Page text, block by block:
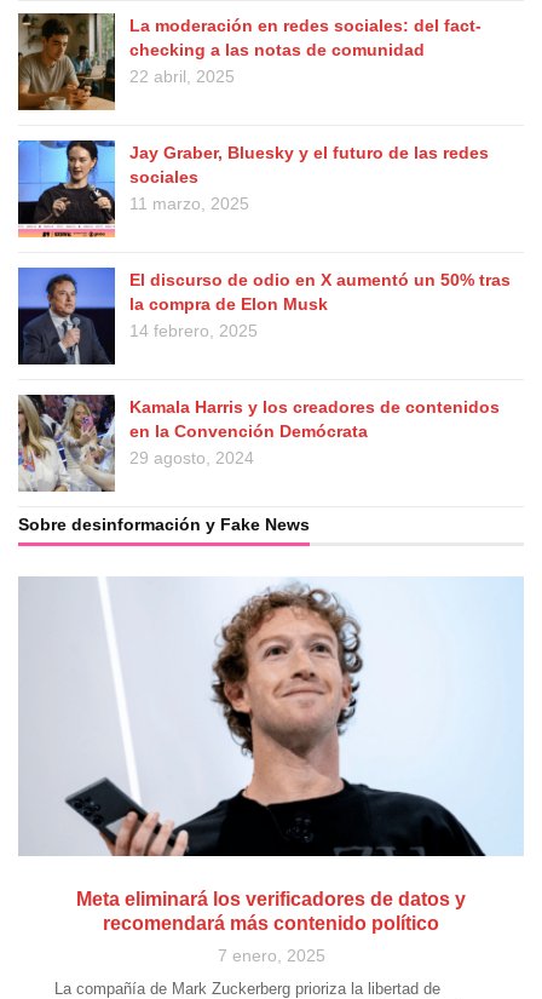
La moderación en redes sociales: del fact-
checking a las notas de comunidad
22 abril, 2025
Jay Graber, Bluesky y el futuro de las redes
sociales
11 marzo, 2025
El discurso de odio en X aumentó un 50% tras
la compra de Elon Musk
14 febrero, 2025
Kamala Harris y los creadores de contenidos
en la Convención Demócrata
29 agosto, 2024
Sobre desinformación y Fake News
Meta eliminará los verificadores de datos y
recomendará más contenido político
7 enero, 2025
La compañía de Mark Zuckerberg prioriza la libertad de